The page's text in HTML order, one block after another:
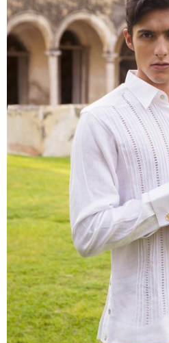
Azul Rey
Berenjena
Durazno